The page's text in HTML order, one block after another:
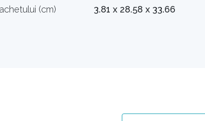
(cm) 3.81 x 28.58 x 33.66